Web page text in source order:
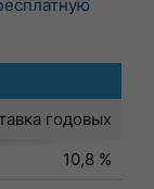
годовых
10,8 %